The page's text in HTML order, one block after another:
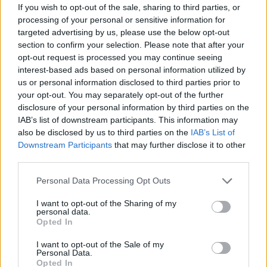
If you wish to opt-out of the sale, sharing to third parties, or
processing of your personal or sensitive information for
targeted advertising by us, please use the below opt-out
section to confirm your selection. Please note that after your
opt-out request is processed you may continue seeing
interest-based ads based on personal information utilized by
us or personal information disclosed to third parties prior to
your opt-out. You may separately opt-out of the further
disclosure of your personal information by third parties on the
IAB’s list of downstream participants. This information may
also be disclosed by us to third parties on the IAB’s List of
Downstream Participants that may further disclose it to other
Please note that this website/app uses one or more Google
not limited to your visit or usage behaviour. You may click to
grant or deny consent to Google and its third-party tags to
use your data for below specified purposes in below Google
consent section.
Personal Data Processing Opt Outs
I want to opt-out of the Sharing of my
personal data.
Opted In
I want to opt-out of the Sale of my
Personal Data.
Opted In
formy zaprzeczone:
niespearphishingowa; niespearphishingową;
niespearphishingowe; niespearphishingowego;
niespearphishingowej; niespearphishingowemu;
niespearphishingowi; niespearphishingowy;
niespearphishingowych; niespearphishingowym;
niespearphishingowymi
ZGŁOŚ POPRAWKĘ